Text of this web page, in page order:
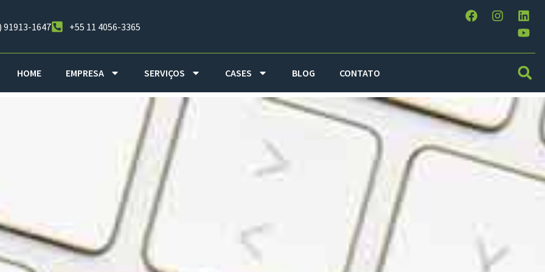
91913-1647 +55 11 4056-3365
HOME EMPRESA SERVIÇOS CASES BLOG CONTATO